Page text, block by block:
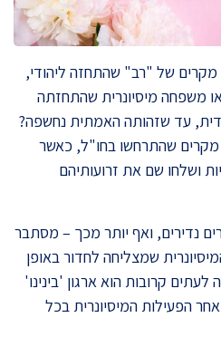
של "רב" שהתחזה ליהודי,
משפחה מיסיונרית שהתחזתה
עד שזהותה האמתית נחשפה?
מקרים שהתרחשו בחו"ל, כאשר
ושלחו שם את זרועותיהם
נדירים, ואף יותר מכך – מסתבר
שמצליחה לחדור באופן
קרובות הוא ארגון 'בינינו'
הפעילות המיסיונרית בכל